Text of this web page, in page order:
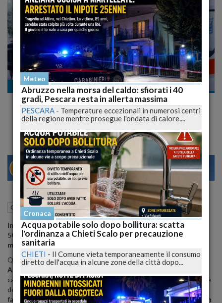
Cronaca
Trattore impazzito schiaccia agricoltore:
muore 50enne
29 31 VENEZIA
Cronaca Cellino Attanasio (TE) 15 Marzo 2025 16:59
Incidente mortale nelle campagne teramane: agricoltore
50enne perde la vita schiacciato dal suo trattore cingolato
mentre lavorava nei campi di famiglia
Questa mattina, intorno alle 8:50, in localitàFeudidiCellino
Attanasio
causato la morte diMauro Cerqueti, un agricoltore cinquantenne
del posto. Cerqueti stava lavorando nei terreni della sua azienda
familiare quando è statotravoltodal suotrattore cingolato con
Meteo
Abruzzo nella morsa del caldo: sfiorati i 40
gradi, Pescara resta in allerta massima
PESCARA - Temperature eccezionali in numerosi centri
della regione mentre prosegue l'ondata di calore....
Cronaca
Acqua potabile solo dopo bollitura: scatta
l'ordinanza a Chieti Scalo per precauzione
sanitaria
CHIETI - Il Comune vieta temporaneamente il consumo
diretto dell'acqua in alcune zone della città dopo...